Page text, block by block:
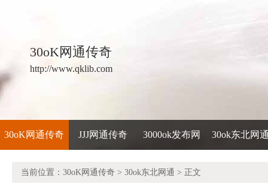
30oK网通传奇
http://www.qklib.com
30oK网通传奇 JJJ网通传奇 3000ok发布网 30ok东北网
当前位置： 30oK网通传奇 > 30ok东北网通 > 正文